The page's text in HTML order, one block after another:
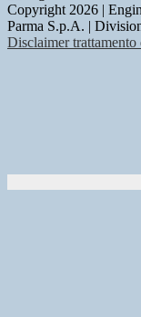
Copyright 2026 |
Parma S.p.A. |
Disclaimer trattamento